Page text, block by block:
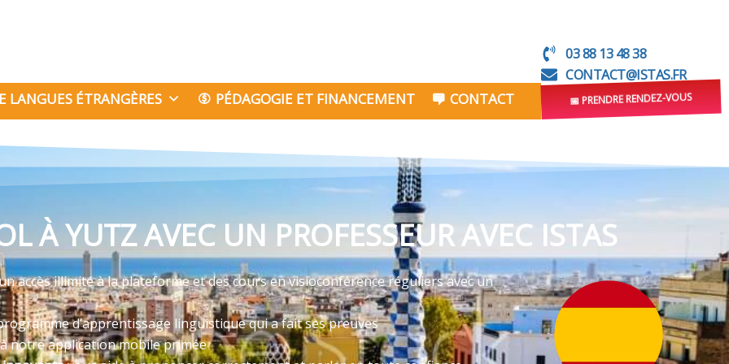
LANGUES ÉTRANGÈRES PÉDAGOGIE ET FINANCEMENT CONTACT
03 88 13 48 38
CONTACT@ISTAS.FR
📅 PRENDRE RENDEZ-VOUS
À YUTZ AVEC UN PROFESSEUR AVEC ISTAS
accès illimité à la plateforme et des cours en visioconférence réguliers avec un
d’apprentissage linguistique qui a fait ses preuves
notre application mobile primée